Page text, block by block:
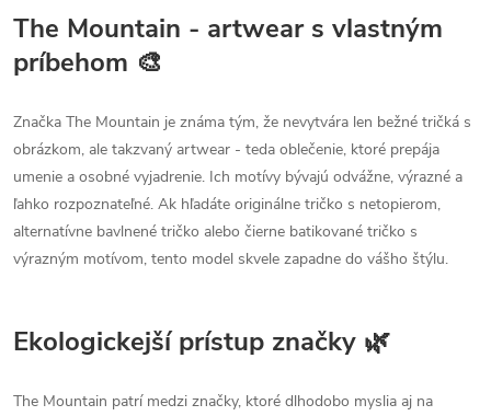
The Mountain - artwear s vlastným
príbehom 🎨
Značka The Mountain je známa tým, že nevytvára len bežné tričká s
obrázkom, ale takzvaný artwear - teda oblečenie, ktoré prepája
umenie a osobné vyjadrenie. Ich motívy bývajú odvážne, výrazné a
ľahko rozpoznateľné. Ak hľadáte originálne tričko s netopierom,
alternatívne bavlnené tričko alebo čierne batikované tričko s
výrazným motívom, tento model skvele zapadne do vášho štýlu.
Ekologickejší prístup značky 🌿
The Mountain patrí medzi značky, ktoré dlhodobo myslia aj na